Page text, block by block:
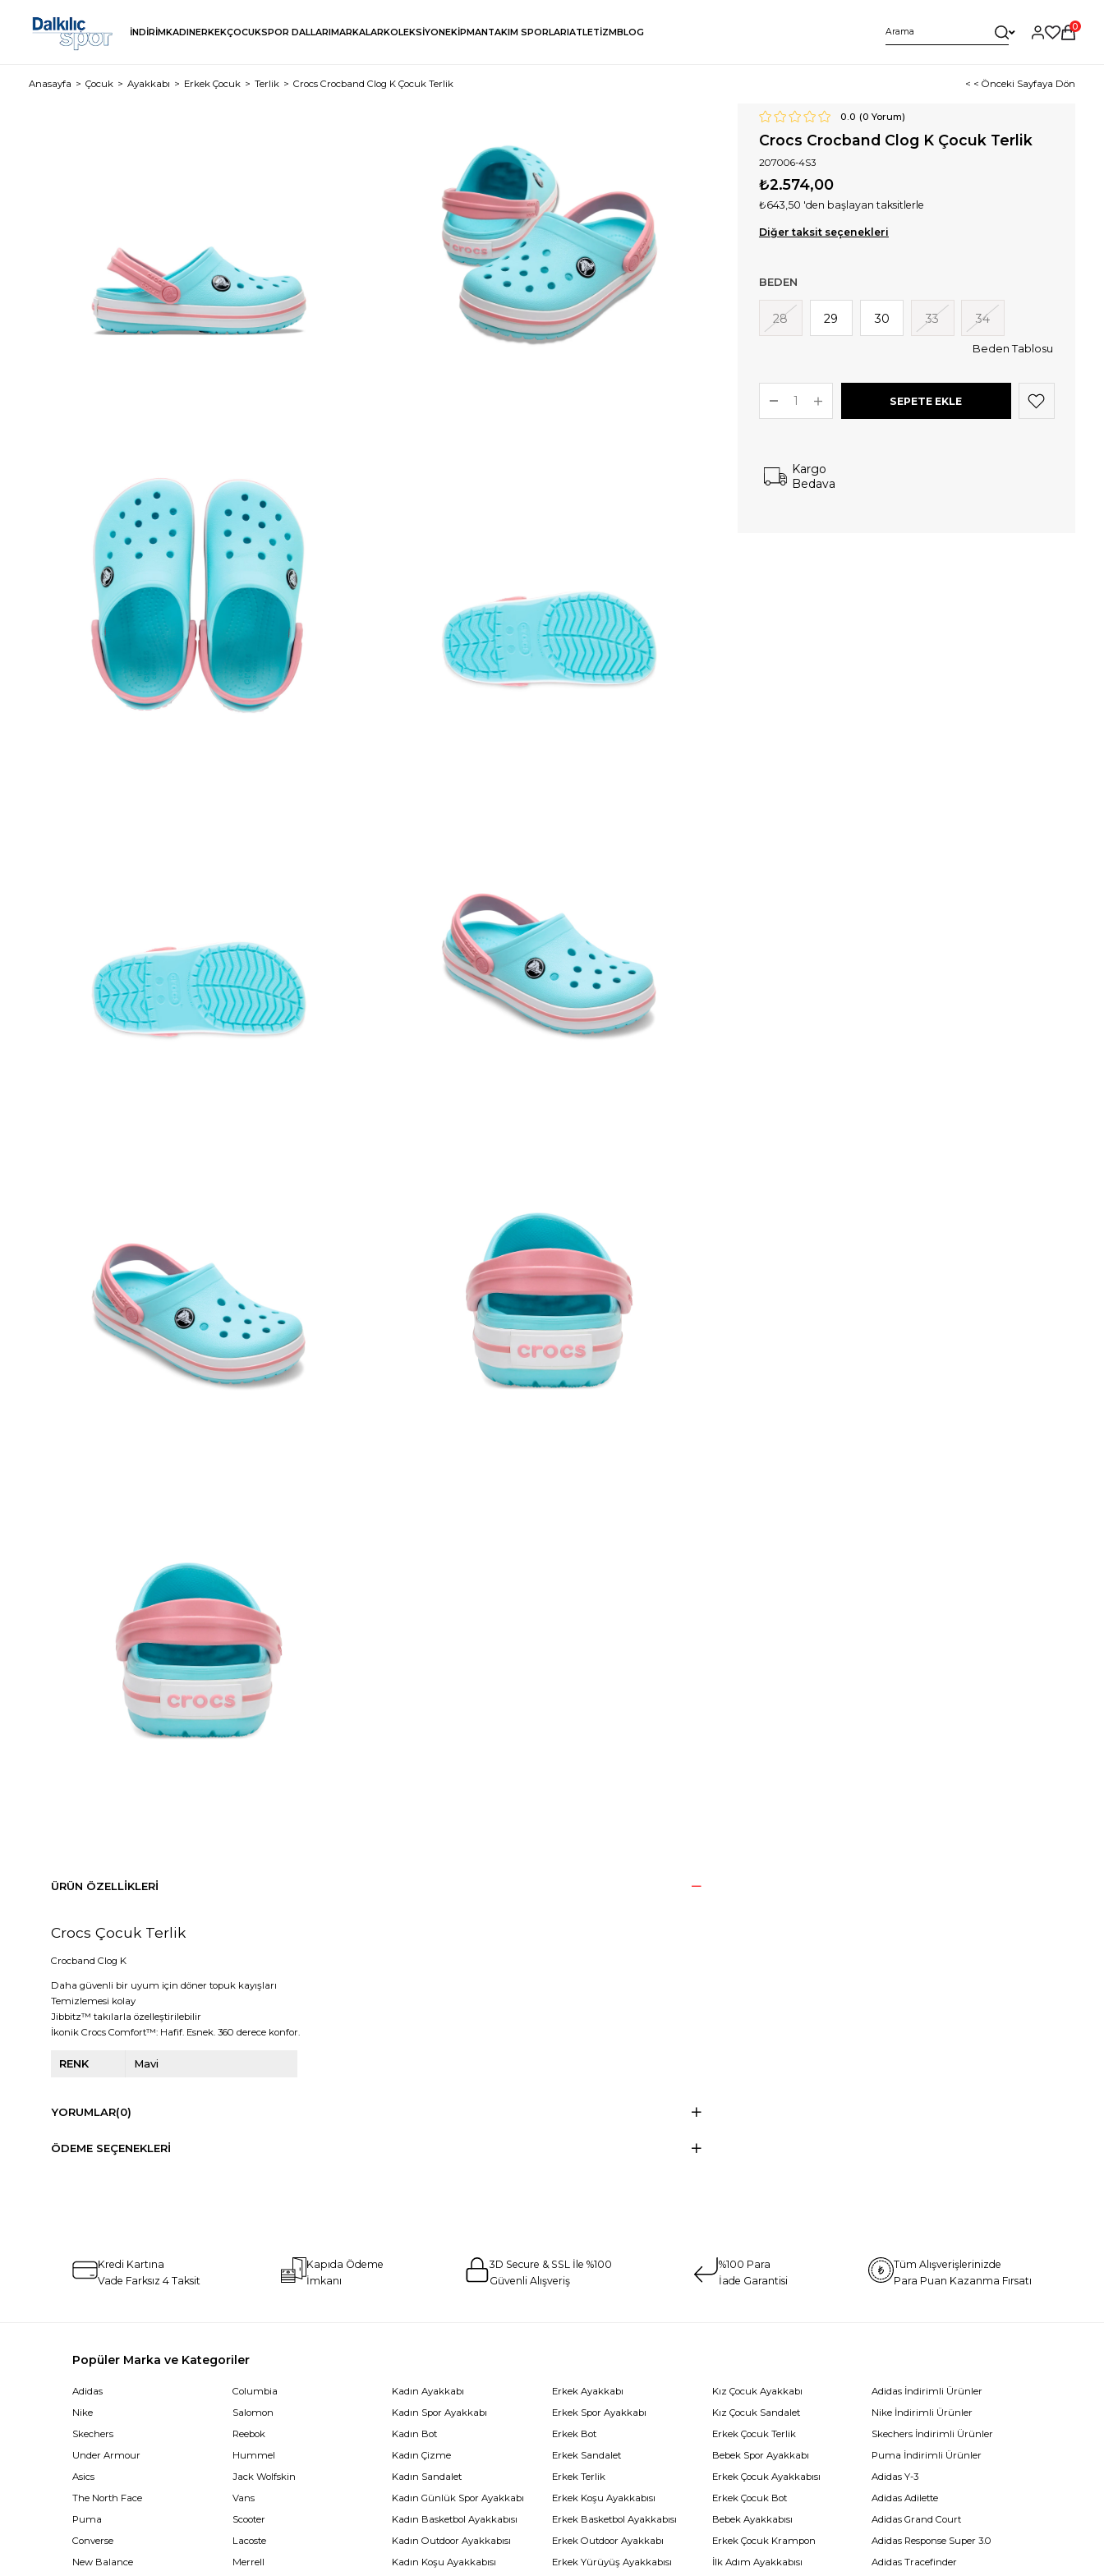
İNDİRİMKADINERKEKÇOCUKSPOR DALLARIMARKALARKOLEKSİYONEKİPMANTAKIM SPORLARIATLETİZMBLOG
0
Anasayfa Çocuk Ayakkabı Erkek Çocuk Terlik Crocs Crocband Clog K Çocuk Terlik < < Önceki Sayfaya Dön
0.0 (0 Yorum)
Crocs Crocband Clog K Çocuk Terlik
207006-4S3
₺2.574,00
₺643,50 'den başlayan taksitlerle
Diğer taksit seçenekleri
BEDEN
28 29 30 33 34
Beden Tablosu
Kargo
Bedava
ÜRÜN ÖZELLIKLERI
Crocs Çocuk Terlik
Crocband Clog K
Daha güvenli bir uyum için döner topuk kayışları
Temizlemesi kolay
Jibbitz™ takılarla özelleştirilebilir
İkonik Crocs Comfort™: Hafif. Esnek. 360 derece konfor.
RENK Mavi
YORUMLAR(0)
ÖDEME SEÇENEKLERI
Kredi Kartına
Vade Farksız 4 Taksit
Kapıda Ödeme
İmkanı
3D Secure & SSL İle %100
Güvenli Alışveriş
%100 Para
İade Garantisi
Tüm Alışverişlerinizde
Para Puan Kazanma Fırsatı
Popüler Marka ve Kategoriler
Adidas
Nike
Skechers
Under Armour
Asics
The North Face
Puma
Converse
New Balance
Columbia
Salomon
Reebok
Hummel
Jack Wolfskin
Vans
Scooter
Lacoste
Merrell
Kadın Ayakkabı
Kadın Spor Ayakkabı
Kadın Bot
Kadın Çizme
Kadın Sandalet
Kadın Günlük Spor Ayakkabı
Kadın Basketbol Ayakkabısı
Kadın Outdoor Ayakkabısı
Kadın Koşu Ayakkabısı
Erkek Ayakkabı
Erkek Spor Ayakkabı
Erkek Bot
Erkek Sandalet
Erkek Terlik
Erkek Koşu Ayakkabısı
Erkek Basketbol Ayakkabısı
Erkek Outdoor Ayakkabı
Erkek Yürüyüş Ayakkabısı
Kız Çocuk Ayakkabı
Kız Çocuk Sandalet
Erkek Çocuk Terlik
Bebek Spor Ayakkabı
Erkek Çocuk Ayakkabısı
Erkek Çocuk Bot
Bebek Ayakkabısı
Erkek Çocuk Krampon
İlk Adım Ayakkabısı
Adidas İndirimli Ürünler
Nike İndirimli Ürünler
Skechers İndirimli Ürünler
Puma İndirimli Ürünler
Adidas Y-3
Adidas Adilette
Adidas Grand Court
Adidas Response Super 3.0
Adidas Tracefinder